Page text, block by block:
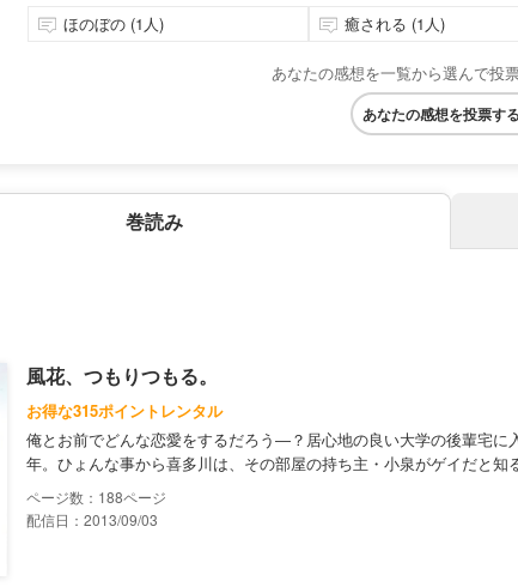
ほのぼの (1人) 癒される (1人)
あなたの感想を一覧から選んで投
あなたの感想を投票する
巻読み
風花、つもりつもる。
お得な315ポイントレンタル
俺とお前でどんな恋愛をするだろう―？居心地の良い大学の後輩宅に
年。ひょんな事から喜多川は、その部屋の持ち主・小泉がゲイだと知る
188
配信日：2013/09/03